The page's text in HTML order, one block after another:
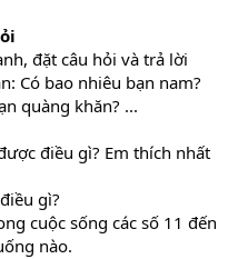
đặt câu hỏi và trả lời
Có bao nhiêu bạn nam?
quàng khăn? ...
điều gì? Em thích nhất
gì?
cuộc sống các số 11 đến
nào.